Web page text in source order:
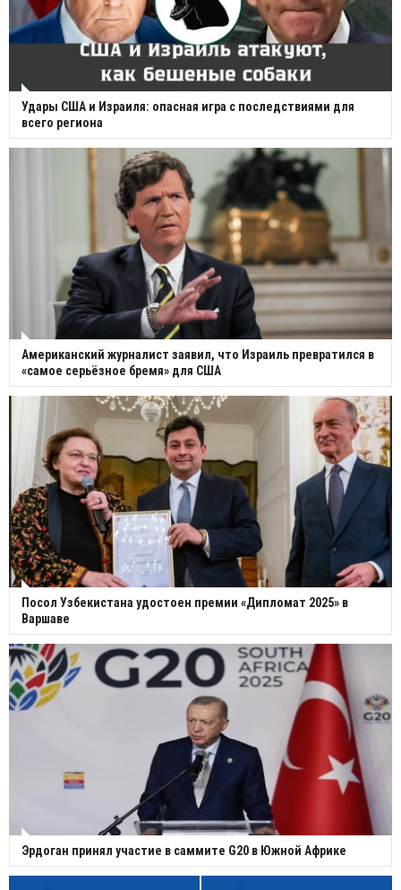
Удары США и Израиля: опасная игра с последствиями для
всего региона
Американский журналист заявил, что Израиль превратился в
«самое серьёзное бремя» для США
Посол Узбекистана удостоен премии «Дипломат 2025» в
Варшаве
Эрдоган принял участие в саммите G20 в Южной Африке